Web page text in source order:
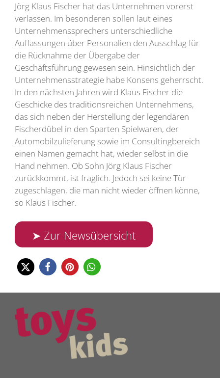
Jörg Klaus Fischer hat das Unternehmen vorerst
verlassen. Im besonderen sollen laut eines
Unternehmenssprechers unterschiedliche
Auffassungen über Personalien den Ausschlag für
die Rücknahme der Übergabe der
Geschäftsführung gewesen sein. Hinsichtlich der
Unternehmensstrategie habe Konsens geherrscht.
In den nächsten Jahren wird Klaus Fischer die
Geschicke des traditionsreichen Unternehmens,
das sich neben der Herstellung der legendären
Fischerdübel in den Sparten Spielwaren, der
Automobilzulieferung sowie im Consultingbereich
einen Namen gemacht hat, wieder selbst in die
Hand nehmen. Ob Sohn Jörg Klaus Fischer
zurückkommt, ist fraglich. Jedoch sei keine Tür
zugeschlagen, die man nicht wieder öffnen könne,
so Klaus Fischer.
➤ Zur Newsübersicht